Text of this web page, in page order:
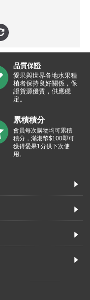
品質保證
愛果與世界各地水果種
植者保持良好關係，保
證貨源優質，供應穩
定。
累積積分
會員每次購物均可累積
積分，滿港幣$100即可
獲得愛果1分供下次使
用。